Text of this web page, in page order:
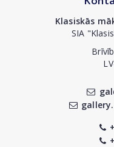
Klasiskās
SIA